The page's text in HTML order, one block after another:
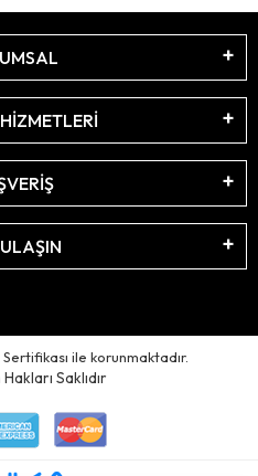
ile korunmaktadır.
Saklıdır